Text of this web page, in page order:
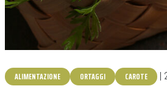
ALIMENTAZIONE ORTAGGI CAROTE |